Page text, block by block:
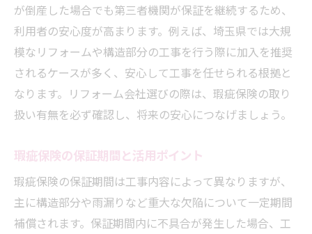
が倒産した場合でも第三者機関が保証を継続するため、
利用者の安心度が高まります。例えば、埼玉県では大規
模なリフォームや構造部分の工事を行う際に加入を推奨
されるケースが多く、安心して工事を任せられる根拠と
なります。リフォーム会社選びの際は、瑕疵保険の取り
扱い有無を必ず確認し、将来の安心につなげましょう。
瑕疵保険の保証期間と活用ポイント
瑕疵保険の保証期間は工事内容によって異なりますが、
主に構造部分や雨漏りなど重大な欠陥について一定期間
補償されます。保証期間内に不具合が発生した場合、工